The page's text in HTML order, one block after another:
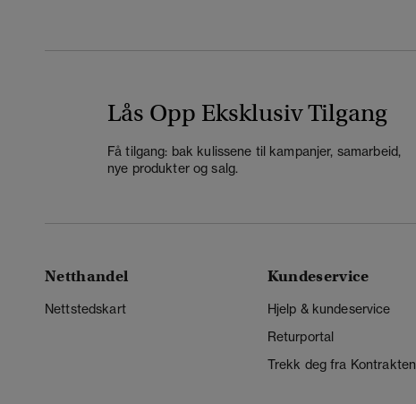
Lås Opp Eksklusiv Tilgang
Få tilgang: bak kulissene til kampanjer, samarbeid,
nye produkter og salg.
Netthandel
Nettstedskart
Kundeservice
Hjelp & kundeservice
Returportal
Trekk deg fra Kontrakten